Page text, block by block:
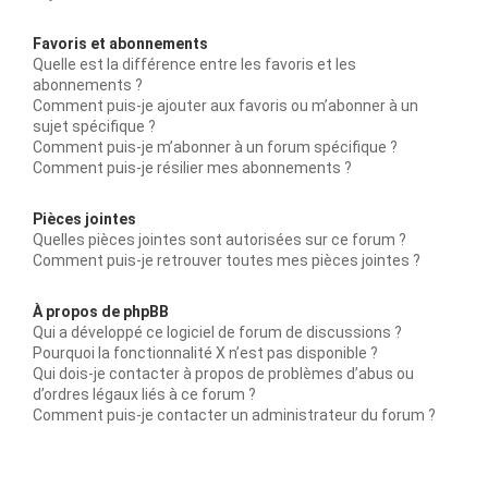
Favoris et abonnements
Quelle est la différence entre les favoris et les
abonnements ?
Comment puis-je ajouter aux favoris ou m’abonner à un
sujet spécifique ?
Comment puis-je m’abonner à un forum spécifique ?
Comment puis-je résilier mes abonnements ?
Pièces jointes
Quelles pièces jointes sont autorisées sur ce forum ?
Comment puis-je retrouver toutes mes pièces jointes ?
À propos de phpBB
Qui a développé ce logiciel de forum de discussions ?
Pourquoi la fonctionnalité X n’est pas disponible ?
Qui dois-je contacter à propos de problèmes d’abus ou
d’ordres légaux liés à ce forum ?
Comment puis-je contacter un administrateur du forum ?